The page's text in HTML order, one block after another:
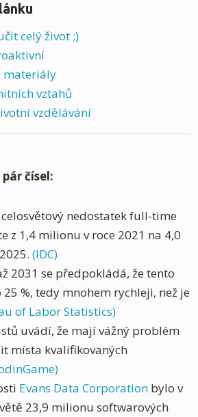
celý život ;)
materiály
vztahů
vzdělávání
čísel:
celosvětový nedostatek full-time
z 1,4 milionu v roce 2021 na 4,0
(IDC)
2031 se předpokládá, že tento
%, tedy mnohem rychleji, než je
of Labor Statistics)
uvádí, že mají vážný problém
místa kvalifikovaných
Evans Data Corporation bylo v
23,9 milionu softwarových